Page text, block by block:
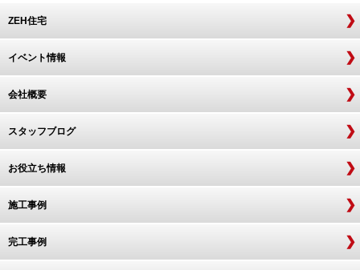
ZEH住宅
イベント情報
会社概要
スタッフブログ
お役立ち情報
施工事例
完工事例